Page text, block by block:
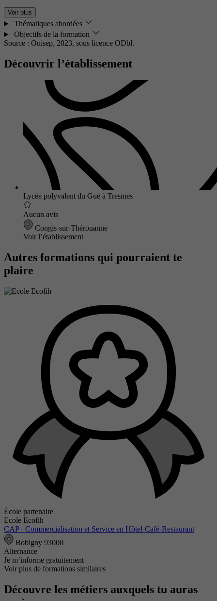
Voir plus
Thématiques abordées
Objectifs de la formation
Source : Onisep, 2023, sous licence ODbl.
Découvrir l’établissement
Lycée polyvalent du Gué à Tresmes
Aucun avis
Congis-sur-Thérouanne
Voir l’établissement
Autres formations qui pourraient te
plaire
École partenaire
Ecole Ecofih
CAP - Commercialisation et Service en Hôtel-Café-Restaurant
Bobigny 93000
Alternance
Je m’informe gratuitement
Voir plus de formations similaires
Découvre les métiers auxquels tu auras